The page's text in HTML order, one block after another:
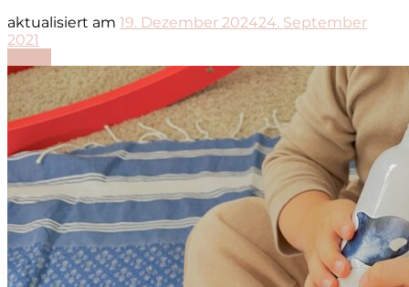
aktualisiert am 19. Dezember 202424. September
2021